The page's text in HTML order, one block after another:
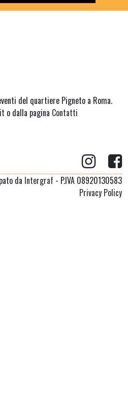
del quartiere Pigneto a Roma.
o dalla pagina Contatti
da Intergraf - P.IVA 08920130583
Privacy Policy